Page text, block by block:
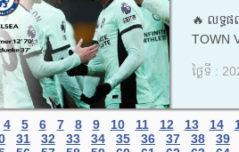
🔥លទ្ធ
TOWN
ថ្ងៃទី :
4 5 6 7 8 9 10 11 12 13 14
31 32 33 34 35 36 37 38
39